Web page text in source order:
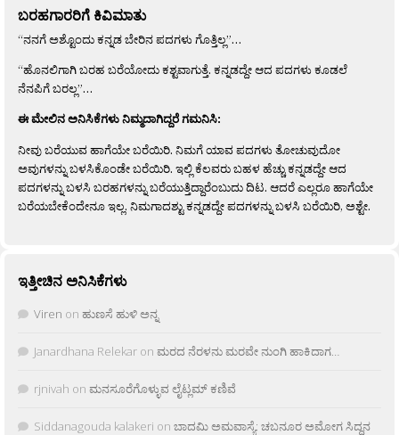
ಬರಹಗಾರರಿಗೆ ಕಿವಿಮಾತು
“ನನಗೆ ಅಶ್ಟೊಂದು ಕನ್ನಡ ಬೇರಿನ ಪದಗಳು ಗೊತ್ತಿಲ್ಲ”…
“ಹೊನಲಿಗಾಗಿ ಬರಹ ಬರೆಯೋದು ಕಶ್ಟವಾಗುತ್ತೆ. ಕನ್ನಡದ್ದೇ ಆದ ಪದಗಳು ಕೂಡಲೆ
ನೆನಪಿಗೆ ಬರಲ್ಲ”…
ಈ ಮೇಲಿನ ಅನಿಸಿಕೆಗಳು ನಿಮ್ಮದಾಗಿದ್ದರೆ ಗಮನಿಸಿ:
ನೀವು ಬರೆಯುವ ಹಾಗೆಯೇ ಬರೆಯಿರಿ. ನಿಮಗೆ ಯಾವ ಪದಗಳು ತೋಚುವುದೋ
ಅವುಗಳನ್ನು ಬಳಸಿಕೊಂಡೇ ಬರೆಯಿರಿ. ಇಲ್ಲಿ ಕೆಲವರು ಬಹಳ ಹೆಚ್ಚು ಕನ್ನಡದ್ದೇ ಆದ
ಪದಗಳನ್ನು ಬಳಸಿ ಬರಹಗಳನ್ನು ಬರೆಯುತ್ತಿದ್ದಾರೆಂಬುದು ದಿಟ. ಆದರೆ ಎಲ್ಲರೂ ಹಾಗೆಯೇ
ಬರೆಯಬೇಕೆಂದೇನೂ ಇಲ್ಲ. ನಿಮಗಾದಶ್ಟು ಕನ್ನಡದ್ದೇ ಪದಗಳನ್ನು ಬಳಸಿ ಬರೆಯಿರಿ, ಅಶ್ಟೇ.
ಇತ್ತೀಚಿನ ಅನಿಸಿಕೆಗಳು
Viren on ಹುಣಸೆ ಹುಳಿ ಅನ್ನ
Janardhana Relekar on ಮರದ ನೆರಳನು ಮರವೇ ನುಂಗಿ ಹಾಕಿದಾಗ…
rjnivah on ಮನಸೂರೆಗೊಳ್ಳುವ ಲೈಟ್ಲಮ್ ಕಣಿವೆ
Siddanagouda kalakeri on ಬಾದಮಿ ಅಮವಾಸ್ಯೆ: ಚಬನೂರ ಅಮೋಗ ಸಿದ್ದನ